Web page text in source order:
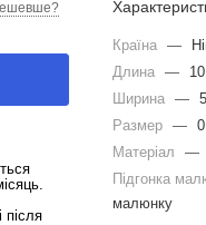
Країна —
Длина —
Ширина —
Размер —
Матеріал
—
Підгонка
малюнку